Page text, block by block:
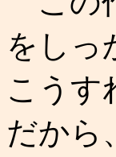
をしっ
こうす
だから